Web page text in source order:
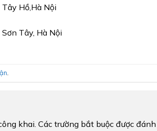
Hồ,Hà Nội
Tây, Hà Nội
khai. Các trường bắt buộc được đánh